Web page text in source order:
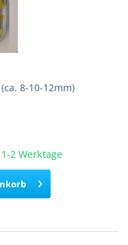
8-10-12mm)
2 Werktage